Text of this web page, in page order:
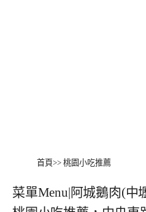
首頁>> 桃園小吃推薦
菜單Menu|阿城鵝肉(中